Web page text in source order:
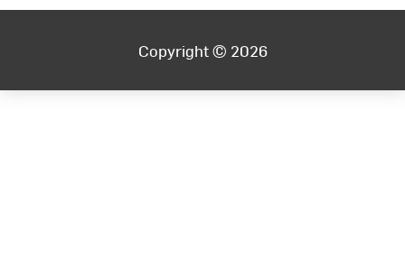
Copyright © 2026